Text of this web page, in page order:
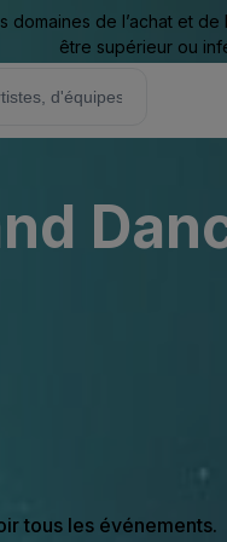
de l’achat et
être supérieur ou
tous les événements.